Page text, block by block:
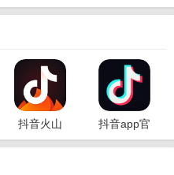
抖音火山
版app
抖音app官
方正版